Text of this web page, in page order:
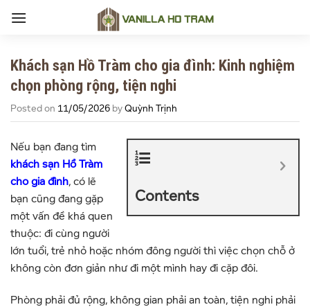
Khách sạn Hồ Tràm cho gia đình: Kinh nghiệm
chọn phòng rộng, tiện nghi
Posted on 11/05/2026 byQuỳnh Trịnh
Contents
Nếu bạn đang tìm
khách sạn Hồ Tràm
cho gia đình, có lẽ
bạn cũng đang gặp
một vấn đề khá quen
thuộc: đi cùng người
lớn tuổi, trẻ nhỏ hoặc nhóm đông người thì việc chọn chỗ ở
không còn đơn giản như đi một mình hay đi cặp đôi.
Phòng phải đủ rộng, không gian phải an toàn, tiện nghi phải